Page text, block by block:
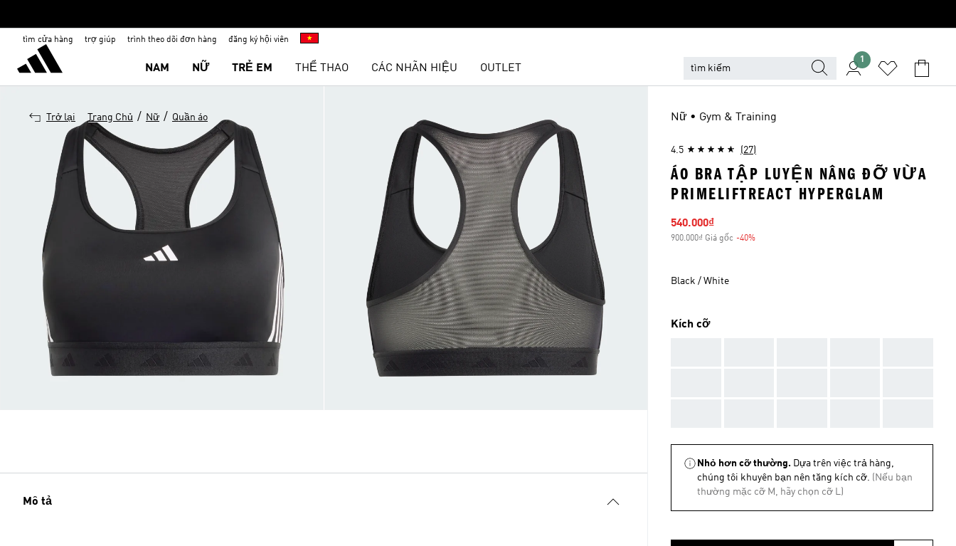
tìm cửa hàng trợ giúp trình theo dõi đơn hàng đăng ký hội viên
NAM NỮ TRẺ EM THỂ THAO CÁC NHÃN HIỆU OUTLET
1
Trở lại Trang Chủ / Nữ / Quần áo
Mô tả
Nữ • Gym & Training
4.5 (27)
ÁO BRA TẬP LUYỆN NÂNG ĐỠ VỪA
PRIMELIFTREACT HYPERGLAM
Giá bán
540.000₫
900.000₫ Giá gốc -40%
Black / White
Kích cỡ
Nhỏ hơn cỡ thường. Dựa trên việc trả hàng,
chúng tôi khuyên bạn nên tăng kích cỡ. (Nếu bạn
thường mặc cỡ M, hãy chọn cỡ L)